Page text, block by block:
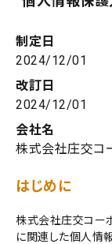
schedule
ACCOUNT MENU
meeting_room
カテゴリーから
制定日
2024/12/01
改訂日
2024/12/01
会社名
株式会社庄交コ
はじめに
株式会社庄交コーポ
に関連した個人情